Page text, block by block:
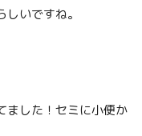
いですね。
ました！セミに小便か